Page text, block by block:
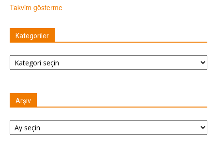
Takvim gösterme
Kategoriler
Kategoriler
Arşiv
Arşiv